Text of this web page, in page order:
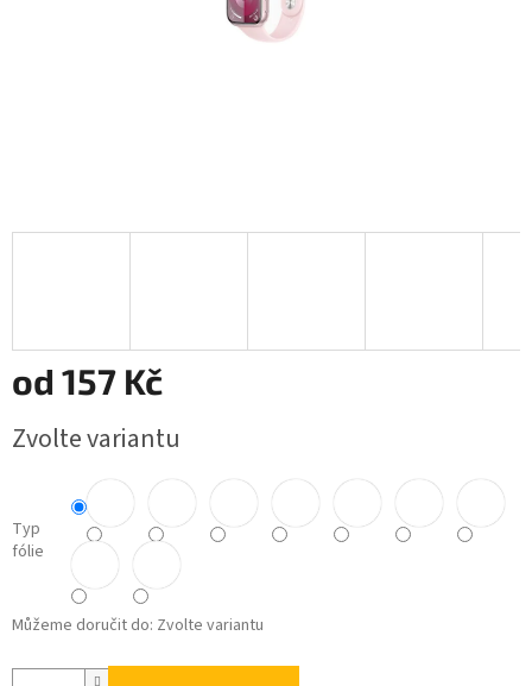
od 157 Kč
cena:
Zvolte variantu
Typ
fólie
Můžeme doručit do: Zvolte variantu